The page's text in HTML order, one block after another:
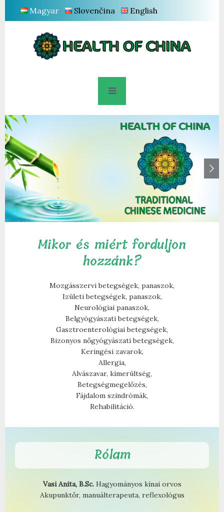
Magyar Slovenčina English
Mikor és miért forduljon
hozzánk?
Mozgásszervi betegségek, panaszok,
Izületi betegségek, panaszok,
Neurológiai panaszok,
Belgyógyászati betegségek,
Gasztroenterológiai betegségek,
Bizonyos nőgyógyászati betegségek,
Keringési zavarok,
Allergia,
Alvászavar, kimerültség,
Betegségmegelőzés,
Fájdalom szindrómák,
Rehabilitáció.
Rólam
Vasi Anita, B.Sc.Hagyományos kínai orvos
Akupunktőr, manuálterapeuta, reflexológus